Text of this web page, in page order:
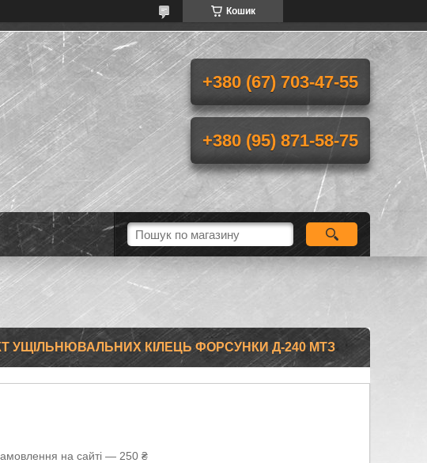
Кошик
+380 (67) 703-47-55
+380 (95) 871-58-75
УЩІЛЬНЮВАЛЬНИХ КІЛЕЦЬ ФОРСУНКИ Д-240 МТЗ
на сайті — 250 ₴